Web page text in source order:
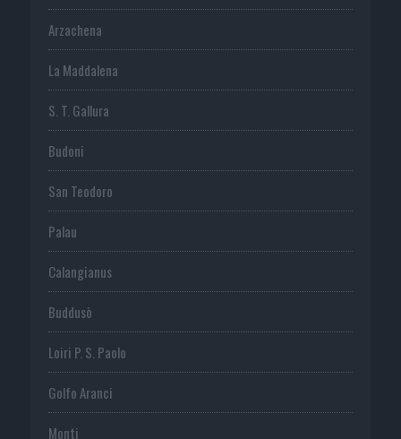
Arzachena
La Maddalena
S. T. Gallura
Budoni
San Teodoro
Palau
Calangianus
Buddusò
Loiri P. S. Paolo
Golfo Aranci
Monti